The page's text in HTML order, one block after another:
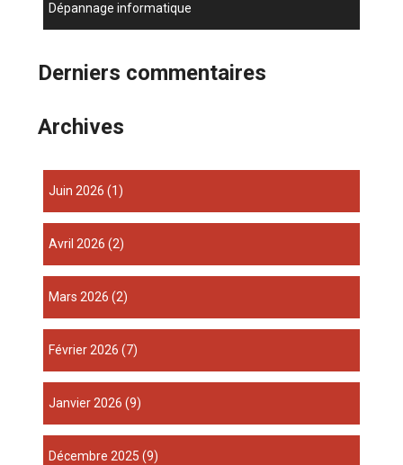
dépannage informatique
Derniers commentaires
Archives
juin 2026 (1)
avril 2026 (2)
mars 2026 (2)
février 2026 (7)
janvier 2026 (9)
décembre 2025 (9)